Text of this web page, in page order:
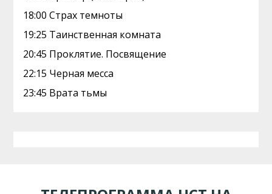
18:00 Страх темноты
19:25 Таинственная комната
20:45 Проклятие. Посвящение
22:15 Черная месса
23:45 Врата тьмы